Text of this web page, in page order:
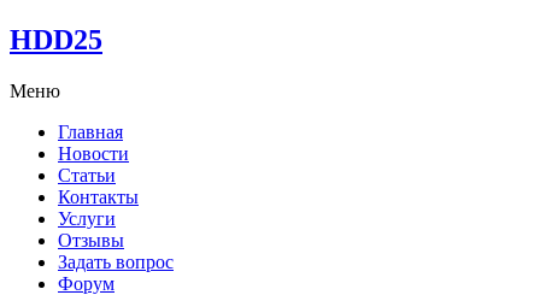
HDD25
Меню
Главная
Новости
Статьи
Контакты
Услуги
Отзывы
Задать вопрос
Форум